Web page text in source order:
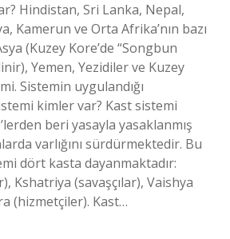
Hindistan, Sri Lanka, Nepal,
Kamerun ve Orta Afrika’nın bazı
(Kuzey Kore’de “Songbun
Yemen, Yezidiler ve Kuzey
Sistemin uygulandığı
kimler var? Kast sistemi
beri yasayla yasaklanmış
varlığını sürdürmektedir. Bu
dört kasta dayanmaktadır:
Kshatriya (savaşçılar), Vaishya
(hizmetçiler). Kast…